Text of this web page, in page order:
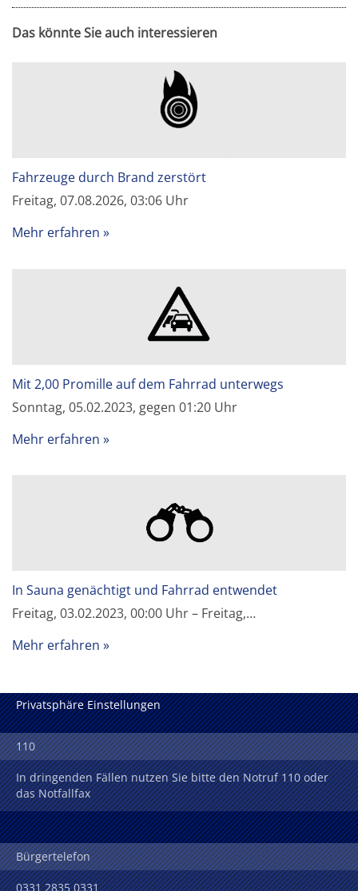
Das könnte Sie auch interessieren
Fahrzeuge durch Brand zerstört
Freitag, 07.08.2026, 03:06 Uhr
Mehr erfahren
Mit 2,00 Promille auf dem Fahrrad unterwegs
Sonntag, 05.02.2023, gegen 01:20 Uhr
Mehr erfahren
In Sauna genächtigt und Fahrrad entwendet
Freitag, 03.02.2023, 00:00 Uhr – Freitag,…
Mehr erfahren
Privatsphäre Einstellungen
110
In dringenden Fällen nutzen Sie bitte den Notruf 110 oder
das Notfallfax
Bürgertelefon
0331 2835 0331